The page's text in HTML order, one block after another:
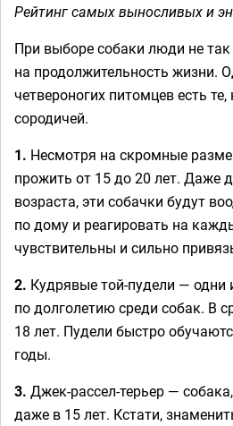
Рейтинг самых выносливых и
При выборе собаки люди не
на продолжительность жизни.
четвероногих питомцев есть
сородичей.
1. Несмотря на скромные
прожить от 15 до 20 лет. Даже
возраста, эти собачки будут
по дому и реагировать на
чувствительны и сильно
2. Кудрявые той-пудели — одни
по долголетию среди собак. В
18 лет. Пудели быстро
годы.
3. Джек-рассел-терьер —
даже в 15 лет. Кстати,